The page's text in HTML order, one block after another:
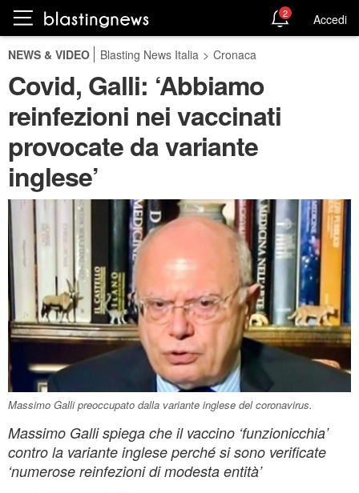
2 Accedi
NEWS & VIDEO Blasting News Italia > Cronaca
Covid, Galli: ‘Abbiamo
reinfezioni nei vaccinati
provocate da variante
inglese’
Massimo Galli preoccupato dalla variante inglese del coronavirus.
Massimo Galli spiega che il vaccino ‘funzionicchia’
contro la variante inglese perché si sono verificate
‘numerose reinfezioni di modesta entità’